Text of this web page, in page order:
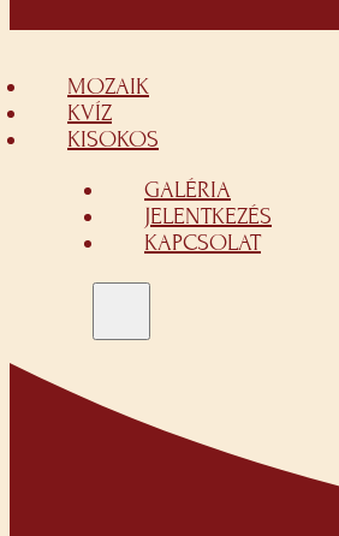
MOZAIK
KVÍZ
KISOKOS
GALÉRIA
JELENTKEZÉS
KAPCSOLAT